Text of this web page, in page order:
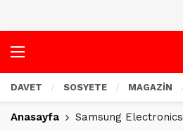
DAVET SOSYETE MAGAZİN
Anasayfa Samsung Electronics